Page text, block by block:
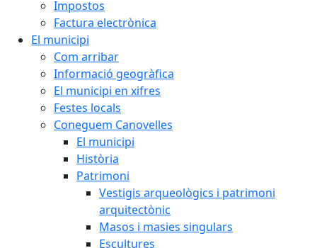
Impostos
Factura electrònica
El municipi
Com arribar
Informació geogràfica
El municipi en xifres
Festes locals
Coneguem Canovelles
El municipi
Història
Patrimoni
Vestigis arqueològics i patrimoni
arquitectònic
Masos i masies singulars
Escultures